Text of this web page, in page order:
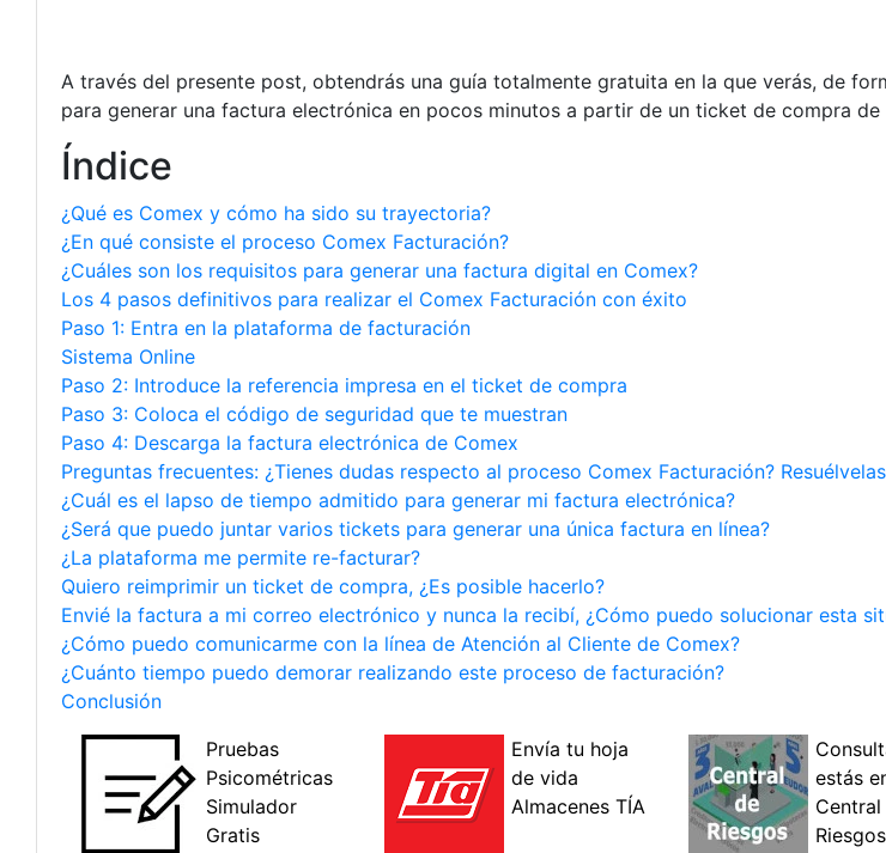
A través del presente post, obtendrás una guía totalmente gratuita en la que verás, de
para generar una factura electrónica en pocos minutos a partir de un ticket de compra de
Índice
¿Qué es Comex y cómo ha sido su trayectoria?
¿En qué consiste el proceso Comex Facturación?
¿Cuáles son los requisitos para generar una factura digital en Comex?
Los 4 pasos definitivos para realizar el Comex Facturación con éxito
Paso 1: Entra en la plataforma de facturación
Sistema Online
Paso 2: Introduce la referencia impresa en el ticket de compra
Paso 3: Coloca el código de seguridad que te muestran
Paso 4: Descarga la factura electrónica de Comex
Preguntas frecuentes: ¿Tienes dudas respecto al proceso Comex Facturación?
¿Cuál es el lapso de tiempo admitido para generar mi factura electrónica?
¿Será que puedo juntar varios tickets para generar una única factura en línea?
¿La plataforma me permite re-facturar?
Quiero reimprimir un ticket de compra, ¿Es posible hacerlo?
Envié la factura a mi correo electrónico y nunca la recibí, ¿Cómo puedo solucionar esta
¿Cómo puedo comunicarme con la línea de Atención al Cliente de Comex?
¿Cuánto tiempo puedo demorar realizando este proceso de facturación?
Conclusión